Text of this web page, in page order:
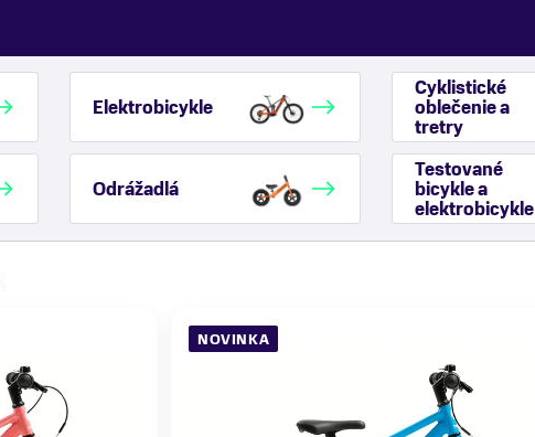
Elektrobicykle
Cyklistické
oblečenie a
tretry
Odrážadlá
Testované
bicykle a
elektrobicykle
NOVINKA